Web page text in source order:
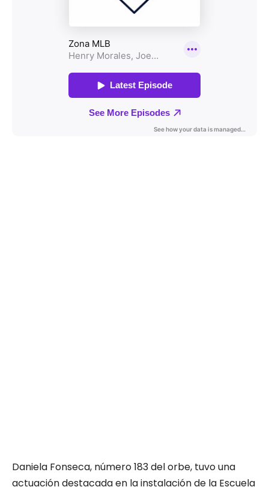
Daniela Fonseca, número 183 del orbe, tuvo una
actuación destacada en la instalación de la Escuela